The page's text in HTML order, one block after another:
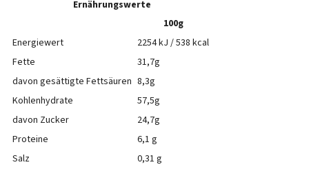
Ernährungswerte
100g
Energiewert
2254 kJ / 538 kcal
Fette
31,7g
davon gesättigte Fettsäuren 8,3g
Kohlenhydrate
57,5g
davon Zucker
24,7g
Proteine
6,1 g
Salz
0,31 g